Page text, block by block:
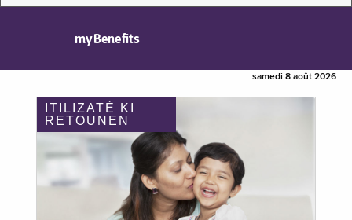
myBenefits
samedi 8 août 2026
ITILIZATÈ KI
RETOUNEN